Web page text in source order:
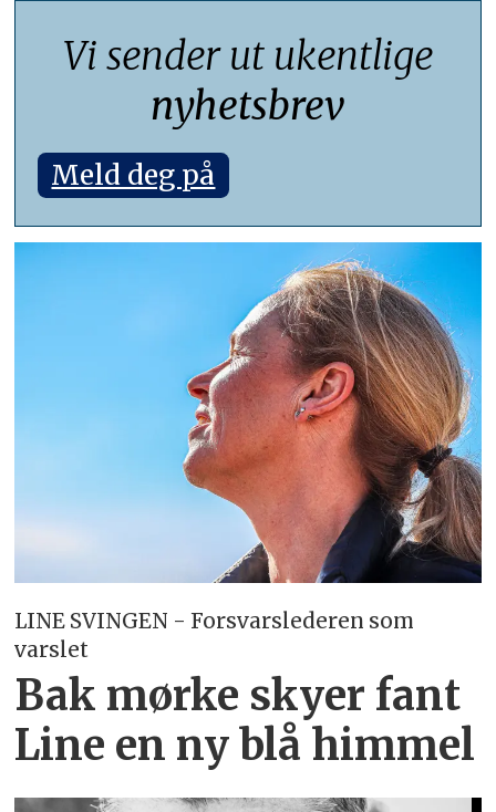
Vi sender ut ukentlige
nyhetsbrev
Meld deg på
LINE SVINGEN - Forsvarslederen som
varslet
Bak mørke skyer fant
Line en ny blå himmel